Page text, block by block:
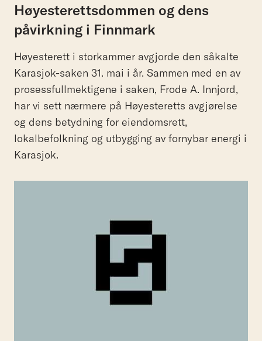
Høyesterettsdommen og dens
påvirkning i Finnmark
Høyesterett i storkammer avgjorde den såkalte
Karasjok-saken 31. mai i år. Sammen med en av
prosessfullmektigene i saken, Frode A. Innjord,
har vi sett nærmere på Høyesteretts avgjørelse
og dens betydning for eiendomsrett,
lokalbefolkning og utbygging av fornybar energi i
Karasjok.